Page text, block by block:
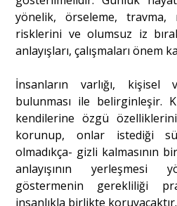
yönelik, örseleme, travma,
risklerini ve olumsuz iz
anlayışları, çalışmaları önem
İnsanların varlığı, kişisel
bulunması ile belirginleşir.
kendilerine özgü
korunup, onlar istediği
olmadıkça- gizli kalmasının
anlayışının
göstermenin gerekliliği
insanlıkla birlikte koruyacaktır.